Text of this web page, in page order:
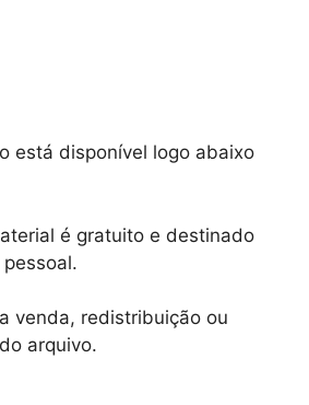
está disponível logo abaixo
é gratuito e destinado
venda, redistribuição ou
arquivo.